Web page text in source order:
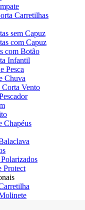
Carretilhas
sem Capuz
com Capuz
com Botão
Infantil
Pesca
Chuva
Corta Vento
Chapéus
Protect